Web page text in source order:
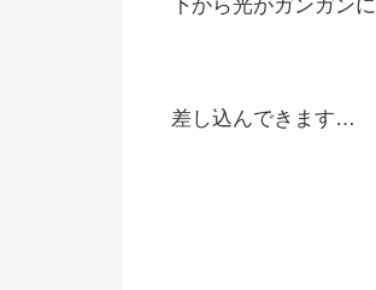
下から光がガンガンに
差し込んできます…